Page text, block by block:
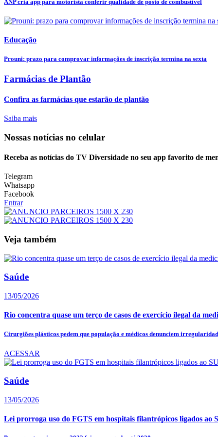
ANP cria app para motorista conferir qualidade de posto de combustível
Educação
Prouni: prazo para comprovar informações de inscrição termina na sexta
Farmácias de Plantão
Confira as farmácias que estarão de plantão
Saiba mais
Nossas notícias no celular
Receba as notícias do TV Diversidade no seu app favorito de
Telegram
Whatsapp
Facebook
Entrar
Veja também
Saúde
13/05/2026
Rio concentra quase um terço de casos de exercício ilegal da
Cirurgiões plásticos pedem que população e médicos denunciem
ACESSAR
Saúde
13/05/2026
Lei prorroga uso do FGTS em hospitais filantrópicos ligados ao